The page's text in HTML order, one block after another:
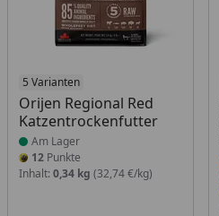
5 Varianten
Orijen Regional Red
Katzentrockenfutter
Produkt am Lager
Am Lager
12 Punkte
Inhalt: 0,34 kg (32,74 €/kg)